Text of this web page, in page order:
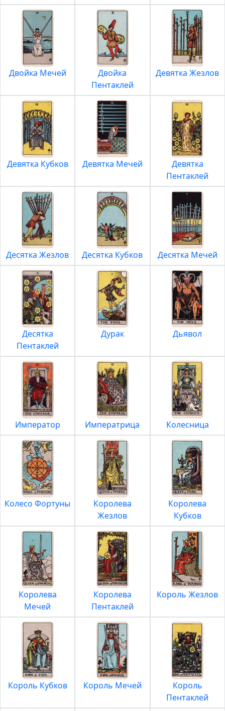
Двойка Мечей
Двойка
Пентаклей
Девятка Жезлов
Девятка Кубков Девятка Мечей
Девятка
Пентаклей
Десятка Жезлов Десятка Кубков Десятка Мечей
Десятка
Пентаклей
Дурак Дьявол
Император Императрица Колесница
Колесо Фортуны
Королева
Жезлов
Королева
Кубков
Королева
Мечей
Королева
Пентаклей
Король Жезлов
Король Кубков Король Мечей
Король
Пентаклей